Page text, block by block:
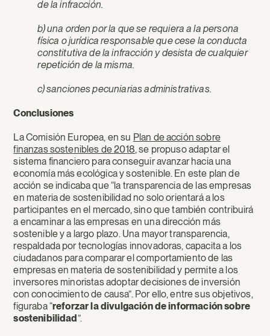
de la infracción.
b) una orden por la que se requiera a la persona
física o jurídica responsable que cese la conducta
constitutiva de la infracción y desista de cualquier
repetición de la misma.
c) sanciones pecuniarias administrativas.
Conclusiones
La Comisión Europea, en su Plan de acción sobre
finanzas sostenibles de 2018, se propuso adaptar el
sistema financiero para conseguir avanzar hacia una
economía más ecológica y sostenible. En este plan de
acción se indicaba que “la transparencia de las empresas
en materia de sostenibilidad no solo orientará a los
participantes en el mercado, sino que también contribuirá
a encaminar a las empresas en una dirección más
sostenible y a largo plazo. Una mayor transparencia,
respaldada por tecnologías innovadoras, capacita a los
ciudadanos para comparar el comportamiento de las
empresas en materia de sostenibilidad y permite a los
inversores minoristas adoptar decisiones de inversión
con conocimiento de causa”. Por ello, entre sus objetivos,
figuraba “reforzar la divulgación de información sobre
sostenibilidad ”.